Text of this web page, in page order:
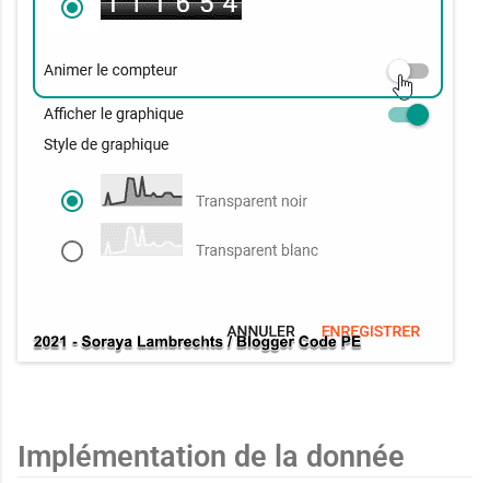
Implémentation de la donnée